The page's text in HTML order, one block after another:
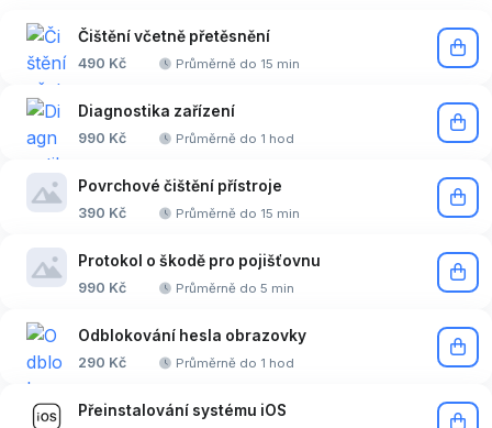
Čištění včetně přetěsnění
490 Kč Průměrně do 15 min
Diagnostika zařízení
990 Kč Průměrně do 1 hod
Povrchové čištění přístroje
390 Kč Průměrně do 15 min
Protokol o škodě pro pojišťovnu
990 Kč Průměrně do 5 min
Odblokování hesla obrazovky
290 Kč Průměrně do 1 hod
Přeinstalování systému iOS